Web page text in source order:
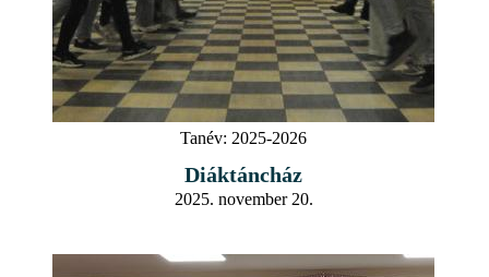
Tanév: 2025-2026
Diáktáncház
2025. november 20.